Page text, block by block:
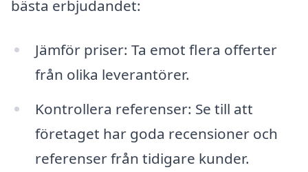
bästa erbjudandet:
Jämför priser: Ta emot flera offerter
från olika leverantörer.
Kontrollera referenser: Se till att
företaget har goda recensioner och
referenser från tidigare kunder.